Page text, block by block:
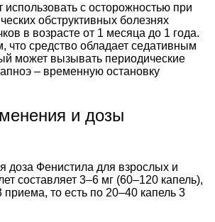
использовать с осторожностью при
обструктивных болезнях
в возрасте от 1 месяца до 1 года.
что средство обладает седативным
может вызывать периодические
– временную остановку
и дозы
доза Фенистила для взрослых и
составляет 3–6 мг (60–120 капель),
то есть по 20–40 капель 3